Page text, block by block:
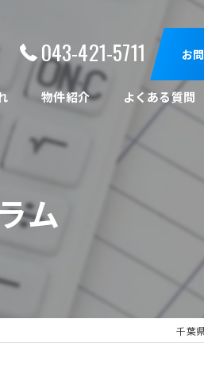
043-421-5711 お
物件紹介 よくある質問
ム
千葉